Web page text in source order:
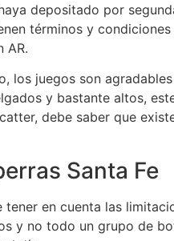
depositado por
términos y
AR.
los juegos son
y bastante altos,
debe saber que
Santa Fe
en cuenta las
y no todo un grupo de